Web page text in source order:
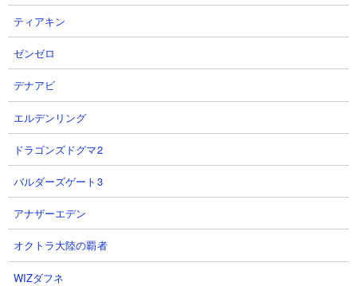
画まとめページです。時間沸きで複数体登場する超魚獣アンガブ
ルと超舌獣ラングマスターとナマケモルガを相手にするステー
ジ。ただしどれも超獣の中では比較的相手しやすいうえに、出現
までに時間の余裕があるのでそれより先に敵城を破壊する速攻攻
略が可能。編成次第ではラングマスターもナマケモルガも姿を出
すことなくクリアすることができるので、正攻法が面倒であれば
狙ってみてもよいかもです。
注意すべき敵
超舌獣ラングマスター
ティアキン
ゼンゼロ
デナアビ
エルデンリング
ドラゴンズドグマ2
バルダーズゲート3
アナザーエデン
オクトラ大陸の覇者
WIZダフネ